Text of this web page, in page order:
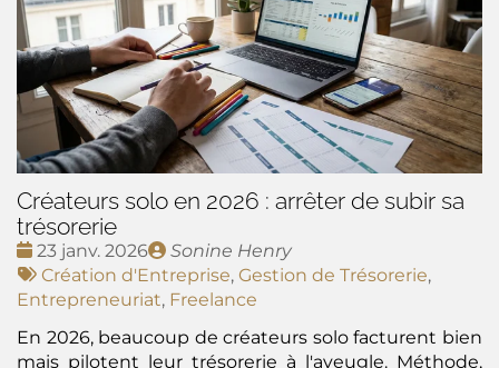
Créateurs solo en 2026 : arrêter de subir sa
trésorerie
Date
:
23 janv. 2026
Publié
par
Sonine Henry
Tags
:
Création d'Entreprise, Gestion de Trésorerie,
Entrepreneuriat, Freelance
En 2026, beaucoup de créateurs solo facturent bien
mais pilotent leur trésorerie à l'aveugle. Méthode,